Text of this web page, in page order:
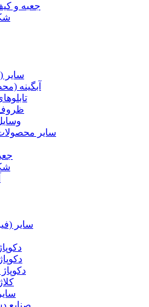
جعبه و
سایر
آبگینه
سایر
سایر
صنایع